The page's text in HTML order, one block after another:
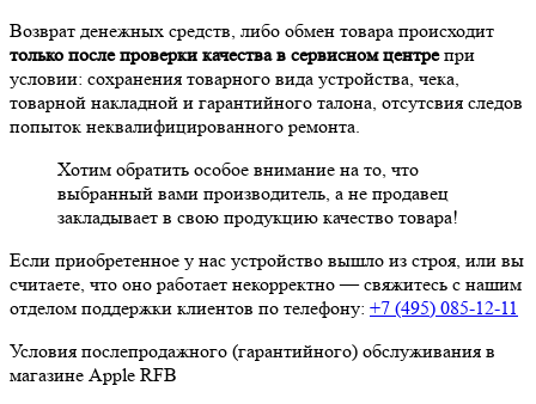
Возврат денежных средств, либо обмен товара происходит
только после проверки качества в сервисном центрепри
условии: сохранения товарного вида устройства, чека,
товарной накладной и гарантийного талона, отсутсвия следов
попыток неквалифицированного ремонта.
Хотим обратить особое внимание на то, что
выбранный вами производитель, а не продавец
закладывает в свою продукцию качество товара!
Если приобретенное у нас устройство вышло из строя, или вы
считаете, что оно работает некорректно — свяжитесь с нашим
отделом поддержки клиентов по телефону: +7 (495) 085-12-11
Условия послепродажного (гарантийного) обслуживания в
магазине Apple RFB